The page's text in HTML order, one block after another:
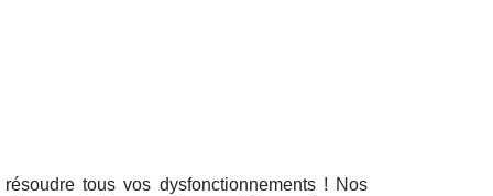
tous vos dysfonctionnements ! Nos